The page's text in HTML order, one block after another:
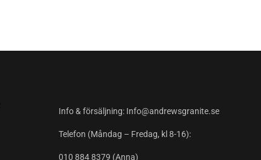
Info & försäljning: Info@andrewsgranite.se
Telefon (Måndag – Fredag, kl 8-16):
010 884 8379 (Anna)